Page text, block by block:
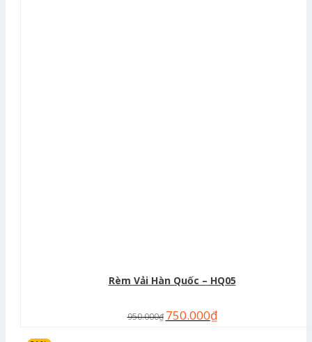
Rèm Vải Hàn Quốc – HQ05
950.000₫ 750.000₫